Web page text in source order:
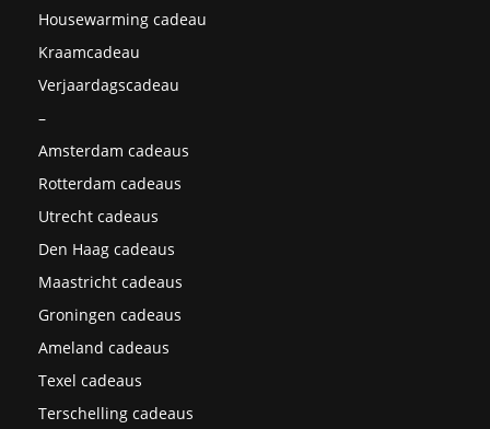
Housewarming cadeau
Kraamcadeau
Verjaardagscadeau
–
Amsterdam cadeaus
Rotterdam cadeaus
Utrecht cadeaus
Den Haag cadeaus
Maastricht cadeaus
Groningen cadeaus
Ameland cadeaus
Texel cadeaus
Terschelling cadeaus